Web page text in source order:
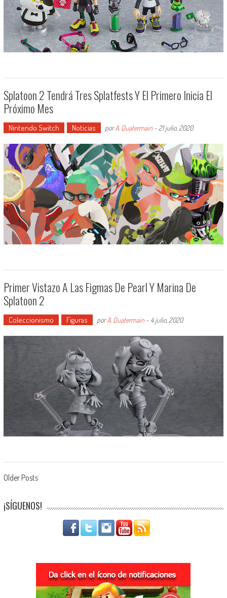
Splatoon 2 Tendrá Tres Splatfests Y El Primero Inicia El
Próximo Mes
Nintendo Switch Noticias porA. Quatermain- 21 julio, 2020
Primer Vistazo A Las Figmas De Pearl Y Marina De
Splatoon 2
Coleccionismo Figuras porA. Quatermain- 4 julio, 2020
Navegación de entradas
Older Posts
¡SÍGUENOS!